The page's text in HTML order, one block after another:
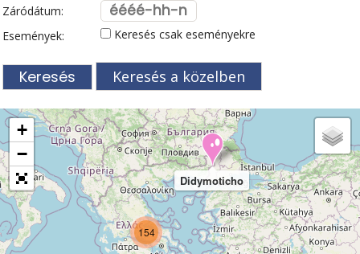
Zagori Zakynthos
Záródátum:
Események:
Keresés csak eseményekre
Keresés a közelben
154
Didymoticho
+
−